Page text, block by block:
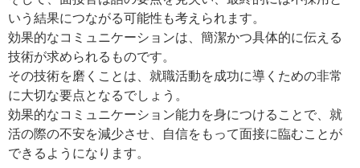
いう結果につながる可能性も考えられます。
効果的なコミュニケーションは、簡潔かつ具体的に伝える
技術が求められるものです。
その技術を磨くことは、就職活動を成功に導くための非常
に大切な要点となるでしょう。
効果的なコミュニケーション能力を身につけることで、就
活の際の不安を減少させ、自信をもって面接に臨むことが
できるようになります。